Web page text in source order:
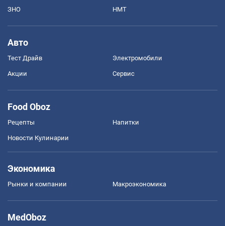
ЗНО НМТ
Авто
Тест Драйв Электромобили
Акции Сервис
Food Oboz
Рецепты Напитки
Новости Кулинарии
Экономика
Рынки и компании Mакроэкономика
MedOboz